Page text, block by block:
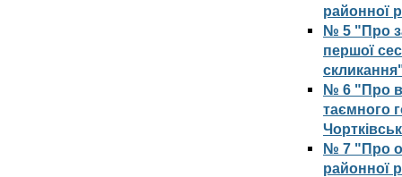
районної
№ 5 "Про
першої
№ 6 "Про
таємного
№ 7 "Про
районної